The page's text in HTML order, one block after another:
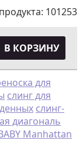
101253
В КОРЗИНУ
для
слинг для
слинг-
диагональ
Manhattan